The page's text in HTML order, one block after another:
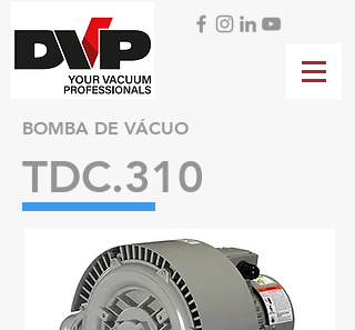
BOMBA DE VÁCUO
TDC.310